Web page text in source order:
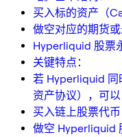
买入标的资产（
做空对应的期货
Hyperliquid 股票
关键特点：
若 Hyperliquid 同
资产协议），可以
买入链上股票代币
做空 Hyperliquid